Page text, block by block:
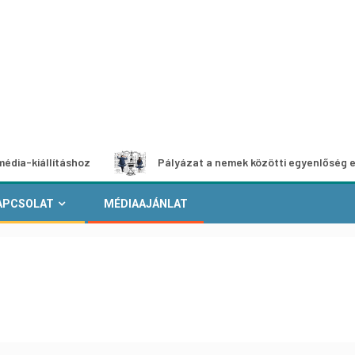
Pályázat a nemek közötti egyenlőség európai
MÉDIAAJÁNLAT